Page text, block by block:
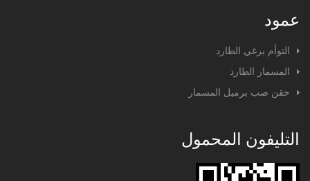
عمود
التوأم برغي الطارد
المسمار الطارد
حقن صب برميل المسمار
التليفون المحمول